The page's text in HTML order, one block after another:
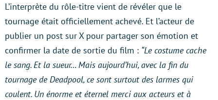
L’interprète du rôle-titre vient de révéler que le
tournage était officiellement achevé. Et l’acteur de
publier un post sur X pour partager son émotion et
confirmer la date de sortie du film : “Le costume cache
le sang. Et la sueur… Mais aujourd’hui, avec la fin du
tournage de Deadpool, ce sont surtout des larmes qui
coulent. Un énorme et éternel merci aux acteurs et à